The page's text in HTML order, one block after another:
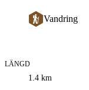
Vandring
Information
LÄNGD
1.4 km